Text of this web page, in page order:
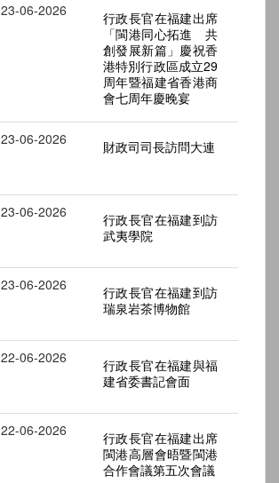
23-06-2026
行政長官在福建出席
「閩港同心拓進 共
創發展新篇」慶祝香
港特別行政區成立29
周年暨福建省香港商
會七周年慶晚宴
23-06-2026 財政司司長訪問大連
23-06-2026
行政長官在福建到訪
武夷學院
23-06-2026
行政長官在福建到訪
瑞泉岩茶博物館
22-06-2026
行政長官在福建與福
建省委書記會面
22-06-2026
行政長官在福建出席
閩港高層會晤暨閩港
合作會議第五次會議